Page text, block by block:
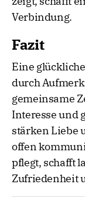
Verbindung.
Fazit
Eine
durch
gemeinsame
Interesse und
stärken Liebe
offen
pflegt, schafft
Zufriedenheit